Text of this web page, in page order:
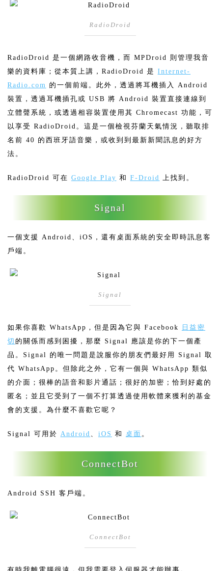
RadioDroid
RadioDroid 是一個網路收音機，而 MPDroid 則管理我音
樂的資料庫；從本質上講，RadioDroid 是 Internet-
Radio.com 的一個前端。此外，透過將耳機插入 Android
裝置，透過耳機插孔或 USB 將 Android 裝置直接連線到
立體聲系統，或透過相容裝置使用其 Chromecast 功能，可
以享受 RadioDroid。這是一個檢視芬蘭天氣情況，聽取排
名前 40 的西班牙語音樂，或收到到最新新聞訊息的好方
法。
RadioDroid 可在 Google Play 和 F-Droid 上找到。
Signal
一個支援 Android、iOS，還有桌面系統的安全即時訊息客
戶端。
Signal
如果你喜歡 WhatsApp，但是因為它與 Facebook
日益密
切 的關係而感到困擾，那麼 Signal 應該是你的下一個產
品。Signal 的唯一問題是說服你的朋友們最好用 Signal 取
代 WhatsApp。但除此之外，它有一個與 WhatsApp 類似
的介面；很棒的語音和影片通話；很好的加密；恰到好處的
匿名；並且它受到了一個不打算透過使用軟體來獲利的基金
會的支援。為什麼不喜歡它呢？
Signal 可用於 Android 、 iOS 和 桌面 。
ConnectBot
Android SSH 客戶端。
ConnectBot